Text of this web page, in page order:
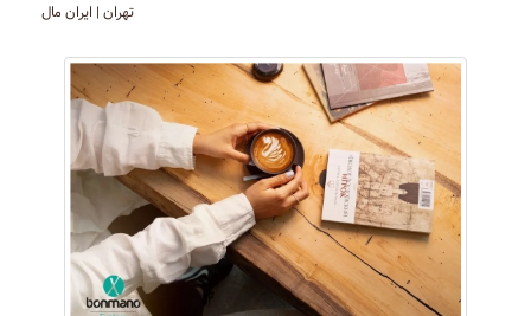
تهران | ایران مال